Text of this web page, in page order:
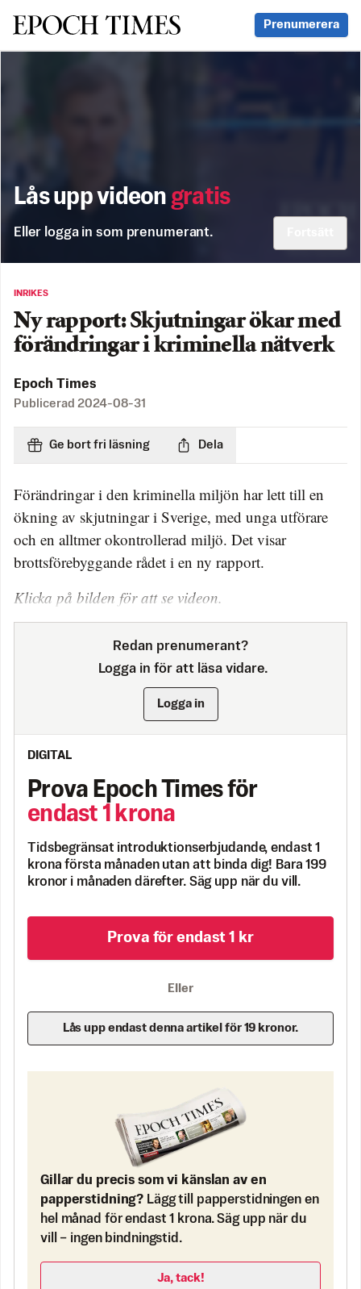
Svenska Epoch Times Prenumerera
Lås upp videon gratis
Eller logga in som prenumerant.
INRIKES
Ny rapport: Skjutningar ökar med
förändringar i kriminella nätverk
Epoch Times
Publicerad 2024-08-31
Ge bort fri läsning Dela
Förändringar i den kriminella miljön har lett till en
ökning av skjutningar i Sverige, med unga utförare
och en alltmer okontrollerad miljö. Det visar
brottsförebyggande rådet i en ny rapport.
Klicka på bilden för att se videon.
Redan prenumerant?
Logga in för att läsa vidare.
Logga in
DIGITAL
Prova Epoch Times för
endast 1 krona
Tidsbegränsat introduktionserbjudande, endast 1
krona första månaden utan att binda dig! Bara 199
kronor i månaden därefter. Säg upp när du vill.
Prova för endast 1 kr
Eller
Lås upp endast denna artikel för 19 kronor.
Gillar du precis som vi känslan av en
papperstidning? Lägg till papperstidningen en
hel månad för endast 1 krona. Säg upp när du
vill – ingen bindningstid.
Ja, tack!